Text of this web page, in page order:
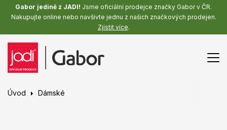
Gabor jedině z JADI! Jsme oficiální prodejce značky Gabor v ČR.
Nakupujte online nebo navšivte jednu z našich značkových prodejen.
Zjistit více.
Úvod Dámské